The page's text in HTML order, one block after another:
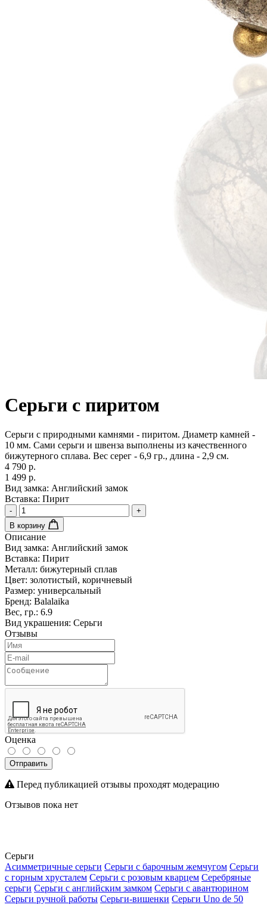
Серьги с пиритом
Серьги с природными камнями - пиритом. Диаметр камней -
10 мм. Сами серьги и швенза выполнены из качественного
бижутерного сплава. Вес серег - 6,9 гр., длина - 2,9 см.
4 790 р.
1 499 р.
Вид замка: Английский замок
Вставка: Пирит
-
+
В корзину
Описание
Вид замка: Английский замок
Вставка: Пирит
Металл: бижутерный сплав
Цвет: золотистый, коричневый
Размер: универсальный
Бренд: Balalaika
Вес, гр.: 6.9
Вид украшения: Серьги
Отзывы
Оценка
Отправить
Перед публикацией отзывы проходят модерацию
Отзывов пока нет
Серьги
Асимметричные серьги Серьги с барочным жемчугом Серьги
с горным хрусталем Серьги с розовым кварцем Серебряные
серьги Серьги с английским замком Серьги с авантюрином
Серьги ручной работы Серьги-вишенки Серьги Uno de 50